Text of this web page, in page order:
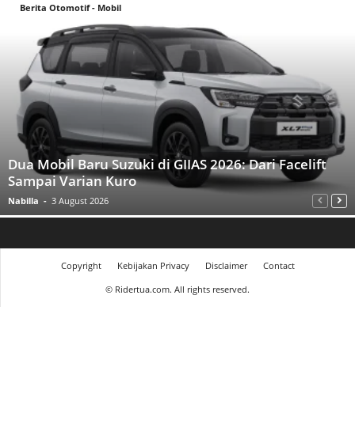
Berita Otomotif - Mobil
Dua Mobil Baru Suzuki di GIIAS 2026: Dari Facelift
Sampai Varian Kuro
Nabilla - 3 August 2026
Copyright Kebijakan Privacy Disclaimer
Contact
© Ridertua.com. All rights reserved.